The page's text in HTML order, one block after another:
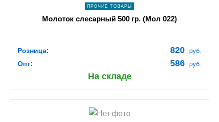
ПРОЧИЕ ТОВАРЫ
Молоток слесарный 500 гр. (Мол 022)
Розница: 820 руб.
Опт: 586 руб.
На складе
shopping_cart В КОРЗИНУ